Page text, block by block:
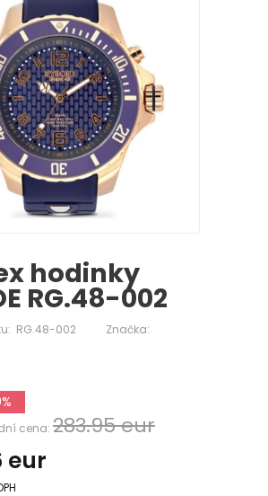
hodinky
RG.48-002
RG.48-002
Značka:
cena: 283.95 eur
eur